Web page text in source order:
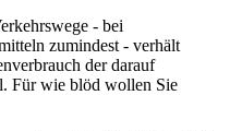
- bei
zumindest - verhält
der darauf
Für wie blöd wollen Sie